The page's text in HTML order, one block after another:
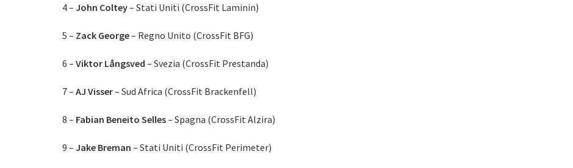
4 – John Coltey– Stati Uniti (CrossFit Laminin)
5 – Zack George– Regno Unito (CrossFit BFG)
6 – Viktor Långsved – Svezia (CrossFit Prestanda)
7 – AJ Visser– Sud Africa (CrossFit Brackenfell)
8 – Fabian Beneito Selles– Spagna (CrossFit Alzira)
9 – Jake Breman – Stati Uniti (CrossFit Perimeter)